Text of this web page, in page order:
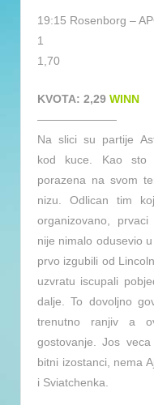
19:15 Rosenborg –
1
1,70
KVOTA: 2,29 WINN
———————
Na slici su partije
kod kuce. Kao sto
porazena na svom
nizu. Odlican tim
organizovano, prvaci
nije nimalo odusevio
prvo izgubili od
uzvratu iscupali
dalje. To dovoljno
trenutno ranjiv a
gostovanje. Jos
bitni izostanci, nema
i Sviatchenka.